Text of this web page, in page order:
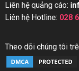
Liên hệ quảng cáo:
Liên hệ Hotline: 028
Theo dõi chúng tôi